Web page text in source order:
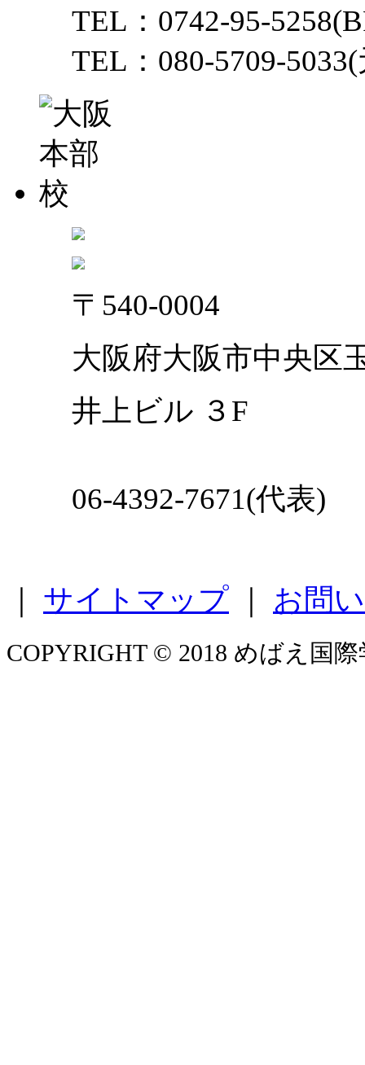
TEL：0742-95-
TEL：080-5709-
〒540-0004
大阪府大阪市中央区
井上ビル ３F
06-4392-7671(代表)
サイトマップ お問
COPYRIGHT © 2018 めばえ国